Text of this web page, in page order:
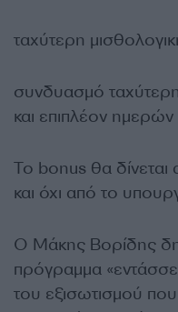
ταχύτερη
συνδυασμό
και επιπλέον ημερών
Το bonus θα δίνεται
και όχι από το
Ο Μάκης Βορίδης
πρόγραμμα
του εξισωτισμού